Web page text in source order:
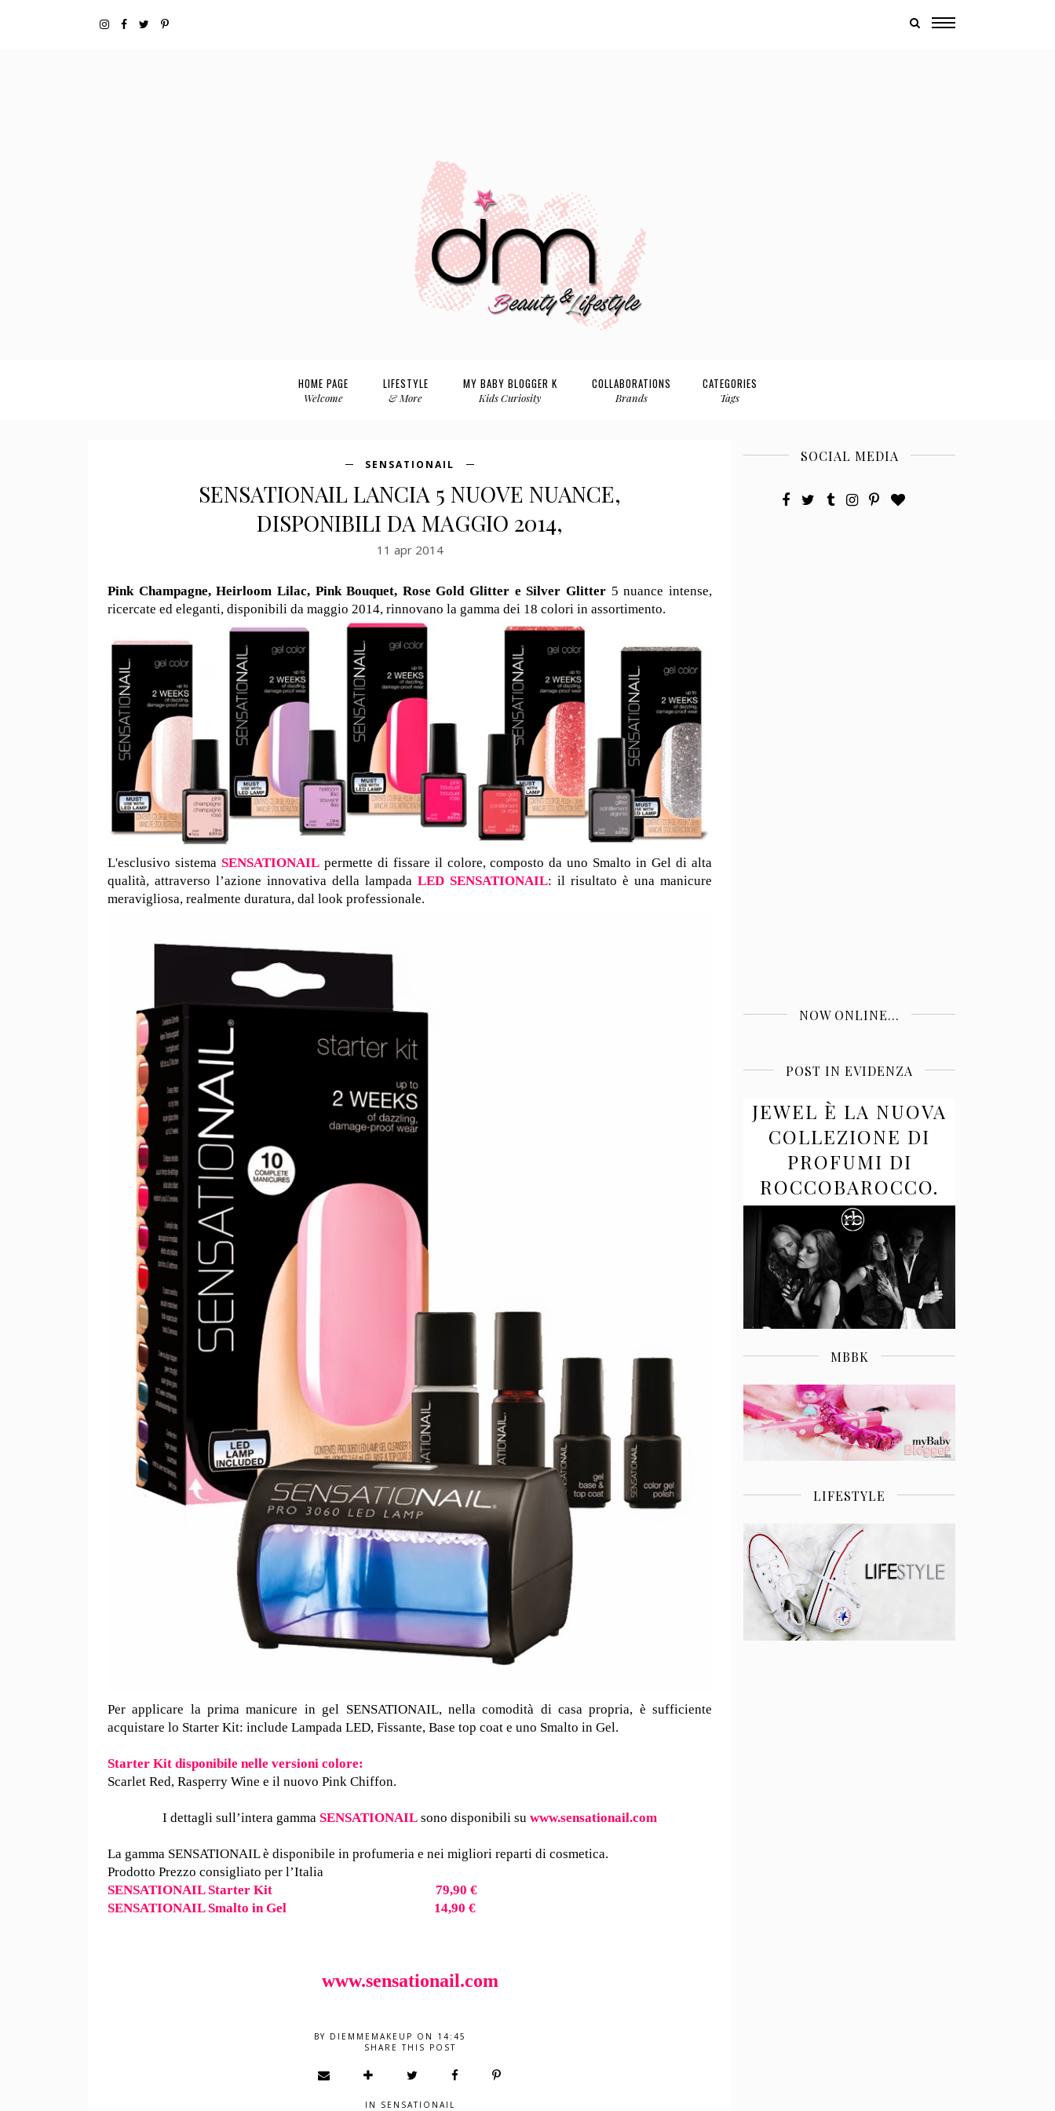
HOME PAGE
Welcome
LIFESTYLE
& More
MY BABY BLOGGER K
Kids Curiosity
COLLABORATIONS
Brands
CATEGORIES
Tags
SENSATIONAIL
SENSATIONAIL LANCIA 5 NUOVE NUANCE,
DISPONIBILI DA MAGGIO 2014,
11 apr 2014
Pink Champagne, Heirloom Lilac, Pink Bouquet, Rose Gold Glitter e Silver Glitter 5 nuance intense,
ricercate ed eleganti, disponibili da maggio 2014, rinnovano la gamma dei 18 colori in assortimento.
L'esclusivo sistema SENSATIONAILpermette di fissare il colore, composto da uno Smalto in Gel di alta
qualità, attraverso l’azione innovativa della lampada LED SENSATIONAIL: il risultato è una manicure
meravigliosa, realmente duratura, dal look professionale.
Per applicare la prima manicure in gel SENSATIONAIL, nella comodità di casa propria, è sufficiente
acquistare lo Starter Kit: include Lampada LED, Fissante, Base top coat e uno Smalto in Gel.
Starter Kit disponibile nelle versioni colore:
Scarlet Red, Rasperry Wine e il nuovo Pink Chiffon.
I dettagli sull’intera gamma SENSATIONAIL sono disponibili su www.sensationail.com
La gamma SENSATIONAIL è disponibile in profumeria e nei migliori reparti di cosmetica.
Prodotto Prezzo consigliato per l’Italia
SENSATIONAIL Starter Kit 79,90 €
SENSATIONAIL Smalto in Gel 14,90 €
www.sensationail.com
BY DIEMMEMAKEUP ON 14:45
SHARE THIS POST
IN SENSATIONAIL
SOCIAL MEDIA
NOW ONLINE...
POST IN EVIDENZA
JEWEL È LA NUOVA
COLLEZIONE DI
PROFUMI DI
ROCCOBAROCCO.
MBBK
LIFESTYLE